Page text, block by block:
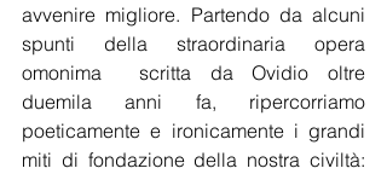
avvenire migliore. Partendo da alcuni
spunti della straordinaria opera
omonima  scritta da Ovidio oltre
duemila anni fa, ripercorriamo
poeticamente e ironicamente i grandi
miti di fondazione della nostra civiltà: